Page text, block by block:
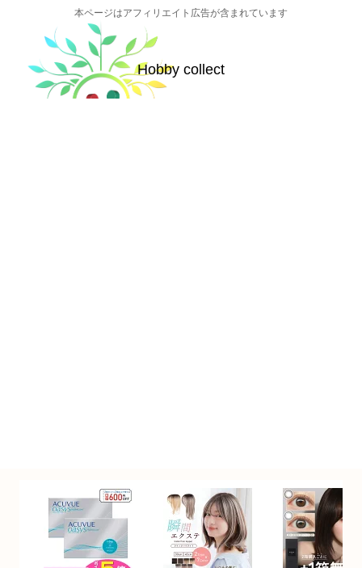
本ページはアフィリエイト広告が含まれています
Hobby collect